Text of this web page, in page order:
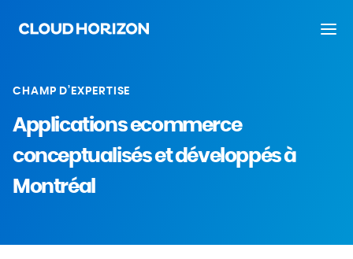
CHAMP D’EXPERTISE
Applications ecommerce
conceptualisés et développés à
Montréal